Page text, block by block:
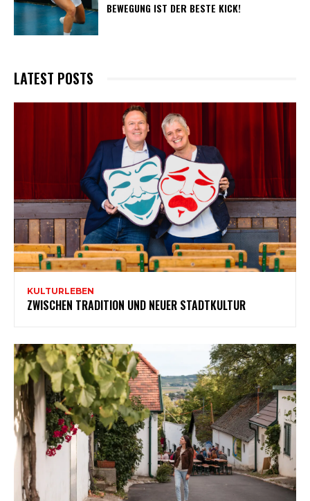
BEWEGUNG IST DER BESTE KICK!
LATEST POSTS
KULTURLEBEN
ZWISCHEN TRADITION UND NEUER STADTKULTUR